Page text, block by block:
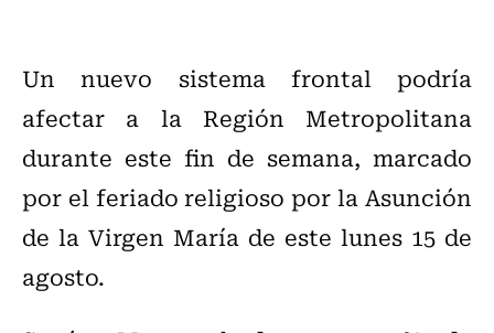
Un nuevo sistema frontal podría
afectar a la Región Metropolitana
durante este fin de semana, marcado
por el feriado religioso por la Asunción
de la Virgen María de este lunes 15 de
agosto.